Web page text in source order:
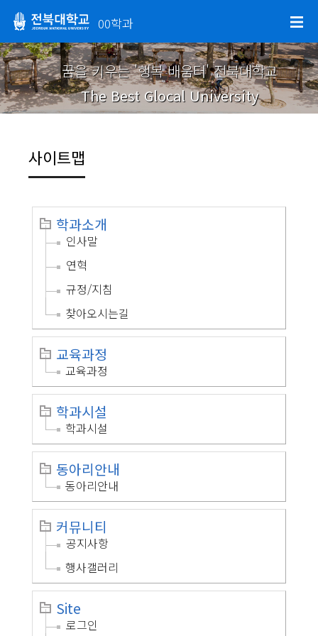
00학과
꿈을 키우는 '행복 배움터' 전북대학교
The Best Glocal University
사이트맵
학과소개
인사말
연혁
규정/지침
찾아오시는길
교육과정
교육과정
학과시설
학과시설
동아리안내
동아리안내
커뮤니티
공지사항
행사갤러리
Site
로그인